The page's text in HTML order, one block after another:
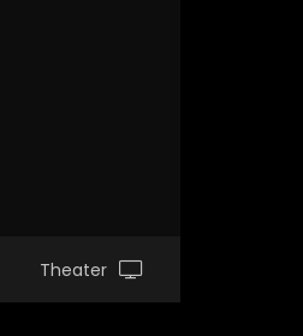
Theater